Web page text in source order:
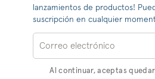
lanzamientos de productos!
suscripción en cualquier
Al continuar, aceptas